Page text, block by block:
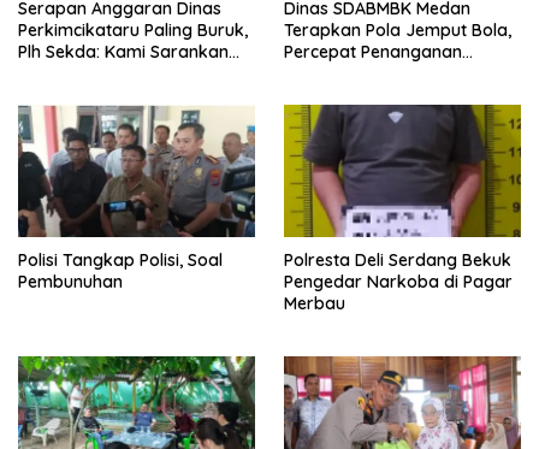
Serapan Anggaran Dinas
Perkimcikataru Paling Buruk,
Plh Sekda: Kami Sarankan
Dinas SDABMBK Medan
Terapkan Pola Jemput Bola,
Percepat Penanganan
Polisi Tangkap Polisi, Soal
Pembunuhan
Polresta Deli Serdang Bekuk
Pengedar Narkoba di Pagar
Merbau